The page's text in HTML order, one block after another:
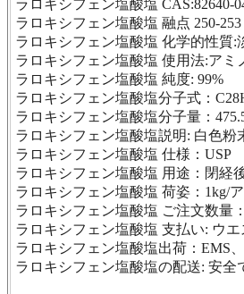
ラロキシフェン塩酸塩 CAS:82640-
ラロキシフェン塩酸塩 融点 250-
ラロキシフェン塩酸塩 化学的性質:
ラロキシフェン塩酸塩 使用法:アミ
ラロキシフェン塩酸塩 純度: 99%
ラロキシフェン塩酸塩分子式：
ラロキシフェン塩酸塩分子量：
ラロキシフェン塩酸塩説明: 白色粉
ラロキシフェン塩酸塩 仕様：USP
ラロキシフェン塩酸塩 用途：閉経
ラロキシフェン塩酸塩 荷姿：1kg/
ラロキシフェン塩酸塩 ご注文数量
ラロキシフェン塩酸塩 支払い: ウ
ラロキシフェン塩酸塩出荷：EMS
ラロキシフェン塩酸塩の配送: 安全